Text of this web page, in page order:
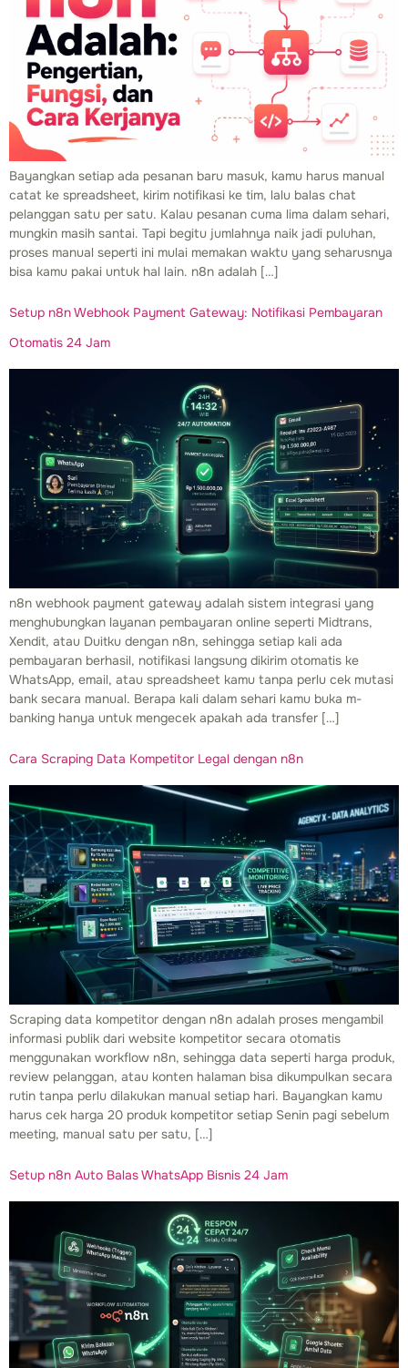
Bayangkan setiap ada pesanan baru masuk, kamu harus manual
catat ke spreadsheet, kirim notifikasi ke tim, lalu balas chat
pelanggan satu per satu. Kalau pesanan cuma lima dalam sehari,
mungkin masih santai. Tapi begitu jumlahnya naik jadi puluhan,
proses manual seperti ini mulai memakan waktu yang seharusnya
bisa kamu pakai untuk hal lain. n8n adalah […]
Setup n8n Webhook Payment Gateway: Notifikasi Pembayaran
Otomatis 24 Jam
n8n webhook payment gateway adalah sistem integrasi yang
menghubungkan layanan pembayaran online seperti Midtrans,
Xendit, atau Duitku dengan n8n, sehingga setiap kali ada
pembayaran berhasil, notifikasi langsung dikirim otomatis ke
WhatsApp, email, atau spreadsheet kamu tanpa perlu cek mutasi
bank secara manual. Berapa kali dalam sehari kamu buka m-
banking hanya untuk mengecek apakah ada transfer […]
Cara Scraping Data Kompetitor Legal dengan n8n
Scraping data kompetitor dengan n8n adalah proses mengambil
informasi publik dari website kompetitor secara otomatis
menggunakan workflow n8n, sehingga data seperti harga produk,
review pelanggan, atau konten halaman bisa dikumpulkan secara
rutin tanpa perlu dilakukan manual setiap hari. Bayangkan kamu
harus cek harga 20 produk kompetitor setiap Senin pagi sebelum
meeting, manual satu per satu, […]
Setup n8n Auto Balas WhatsApp Bisnis 24 Jam